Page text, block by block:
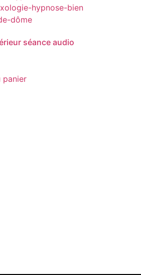
séance audio
panier